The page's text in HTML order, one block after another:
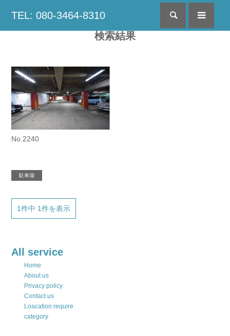
TEL: 080-3464-8310 検索
検索結果
No.2240
駐車場
1件中 1件を表示
All service
Home
About us
Privacy policy
Contact us
Loacation require
category